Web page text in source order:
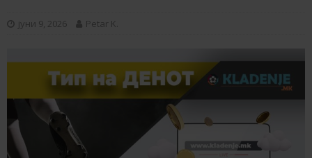
јуни 9, 2026 Petar K.